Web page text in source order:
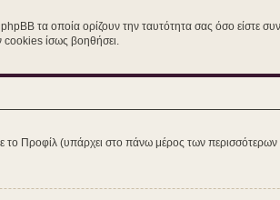
τα οποία ορίζουν την ταυτότητα σας όσο είστε
cookies ίσως βοηθήσει.
το Προφίλ (υπάρχει στο πάνω μέρος των